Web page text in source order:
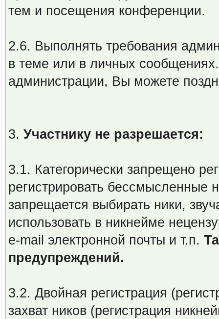
тем и посещения конференции.
2.6. Выполнять требования
в теме или в личных
администрации, Вы можете
3. Участнику не разрешается:
3.1. Категорически запрещено
регистрировать бессмысленные
запрещается выбирать ники,
использовать в никнейме
e-mail электронной почты и т.п.
предупреждений.
3.2. Двойная регистрация
захват ников (регистрация